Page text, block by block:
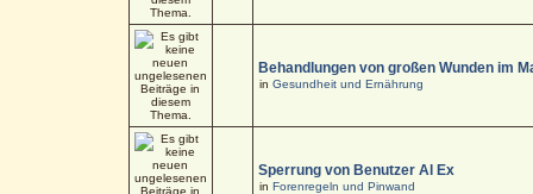
Behandlungen von großen Wunden im
in Gesundheit und Ernährung
Sperrung von Benutzer Al Ex
in Forenregeln und Pinwand